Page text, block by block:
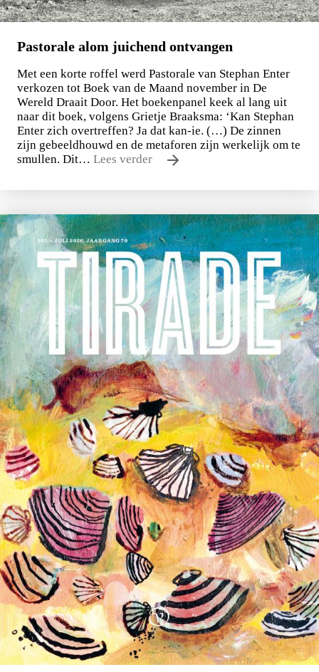
Stephan Enter
Pastorale
€23,99
BESTEL
Pastorale alom juichend ontvangen
Met een korte roffel werd Pastorale van Stephan Enter
verkozen tot Boek van de Maand november in De
Wereld Draait Door. Het boekenpanel keek al lang uit
naar dit boek, volgens Grietje Braaksma: ‘Kan Stephan
Enter zich overtreffen? Ja dat kan-ie. (…) De zinnen
zijn gebeeldhouwd en de metaforen zijn werkelijk om te
smullen. Dit… Lees verder